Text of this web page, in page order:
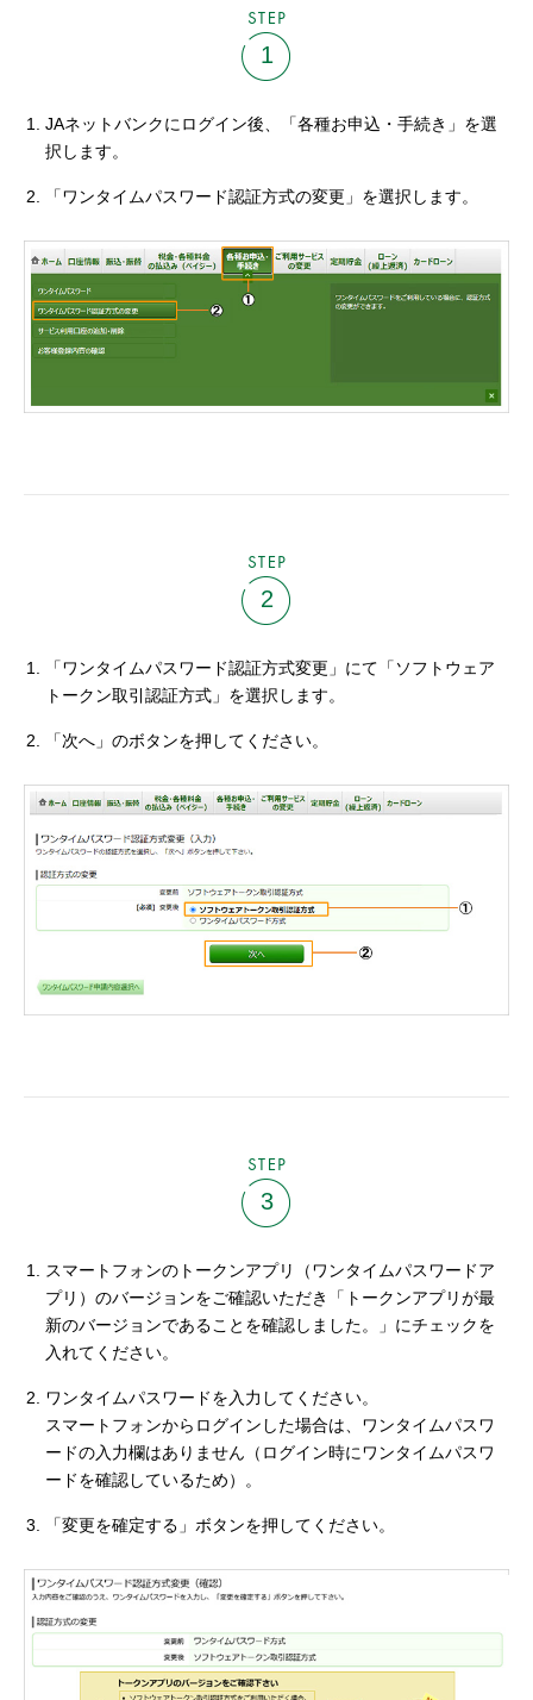
1
JAネットバンクにログイン後、「各種お申込・手続き」を選
択します。
「ワンタイムパスワード認証方式の変更」を選択します。
2
「ワンタイムパスワード認証方式変更」にて「ソフトウェア
トークン取引認証方式」を選択します。
「次へ」のボタンを押してください。
3
スマートフォンのトークンアプリ（ワンタイムパスワードア
プリ）のバージョンをご確認いただき「トークンアプリが最
新のバージョンであることを確認しました。」にチェックを
入れてください。
ワンタイムパスワードを入力してください。
スマートフォンからログインした場合は、ワンタイムパスワ
ードの入力欄はありません（ログイン時にワンタイムパスワ
ードを確認しているため）。
「変更を確定する」ボタンを押してください。